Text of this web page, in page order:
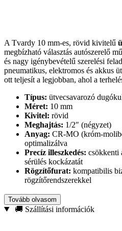
A Tvardy 10 mm-es, rövid kivitelű
megbízható választás autószerelő
és nagy igénybevételű szerelési
pneumatikus, elektromos és akkus
ott teljesít a legjobban, ahol a
Típus: ütvecsavarozó
Méret: 10 mm
Kivitel: rövid
Meghajtás: 1/2″ (négyzet)
Anyag: CR-MO (króm-
optimalizálva
Precíz illeszkedés: csökkenti
sérülés kockázatát
Rögzítőfurat: kompatibilis
rögzítőrendszerekkel
ACR-MO acélnagy
köszönhetően sokkal alkalmasabb
Tovább olvasom
🚚 Szállítási információk